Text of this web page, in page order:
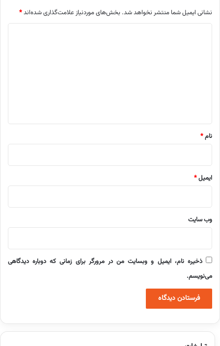
نشانی ایمیل شما منتشر نخواهد شد. بخش‌های موردنیاز علامت‌گذاری شده‌اند*
نام*
ایمیل*
وب‌ سایت
ذخیره نام، ایمیل و وبسایت من در مرورگر برای زمانی که دوباره دیدگاهی
می‌نویسم.